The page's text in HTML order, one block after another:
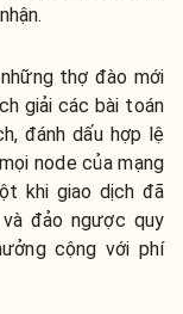
thợ đào mới
giải các bài toán
đánh dấu hợp lệ
node của mạng
khi giao dịch đã
đảo ngược quy
cộng với phí